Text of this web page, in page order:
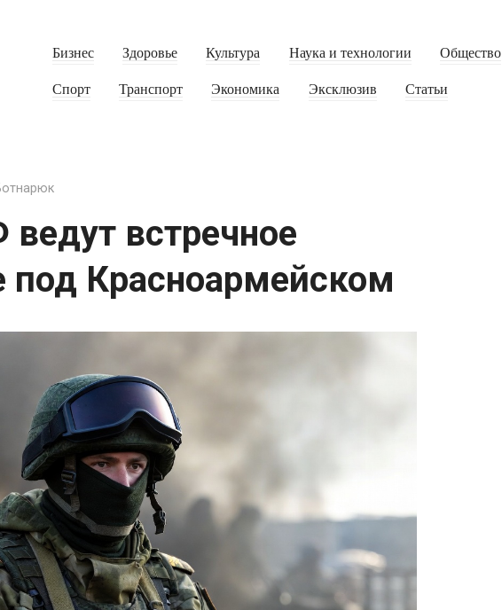
Бизнес Здоровье Культура Наука и технологии Общество
Спорт Транспорт Экономика Эксклюзив Статьи
встречное
под Красноармейском